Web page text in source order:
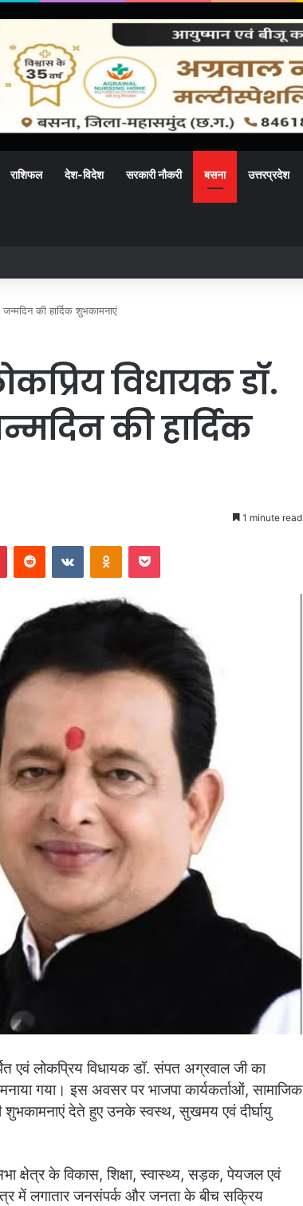
राशिफल देश-विदेश सरकारी नौकरी बसना उत्तरप्रदेश
पावरलिफ्टिंग प्रतियोगिता में दिखाया दमखम
की हार्दिक शुभकामनाएं
विधायक डॉ.
की हार्दिक
1 minute read
PinterestReddit VKontakteOdnoklassniki
Pocket
एवं लोकप्रिय विधायक डॉ. संपत अग्रवाल जी का
गया। इस अवसर पर भाजपा कार्यकर्ताओं, सामाजिक
शुभकामनाएं देते हुए उनके स्वस्थ, सुखमय एवं दीर्घायु
क्षेत्र के विकास, शिक्षा, स्वास्थ्य, सड़क, पेयजल एवं
में लगातार जनसंपर्क और जनता के बीच सक्रिय